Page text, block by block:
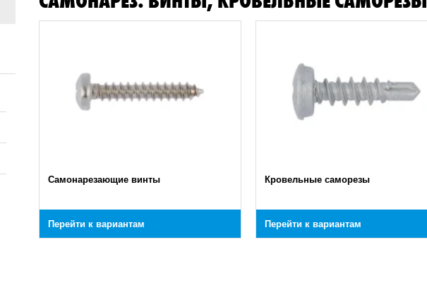
Самонарезающие винты
Перейти к вариантам
Кровельные саморезы
Перейти к вариантам